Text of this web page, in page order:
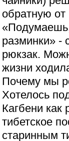
обратную
разминки» -
рюкзак.
жизни
Почему мы
Хотелось
Кагбени как
тибетское
старинным